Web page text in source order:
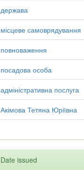
держава
місцеве самоврядування
повноваження
посадова особа
адміністративна послуга
Акімова Тетяна Юріївна
Date issued